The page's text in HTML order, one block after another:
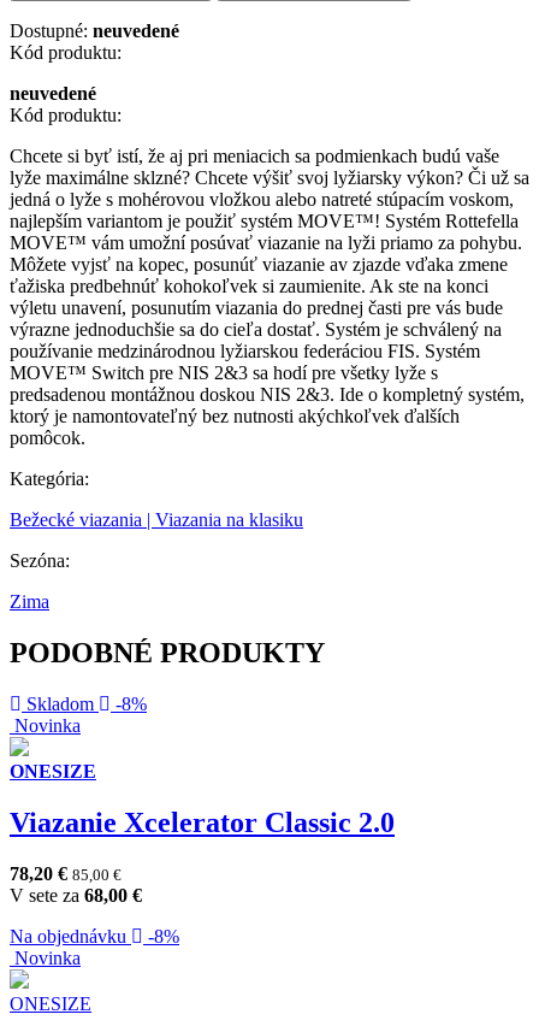
Dostupné: neuvedené
Kód produktu:
neuvedené
Kód produktu:
Chcete si byť istí, že aj pri meniacich sa podmienkach budú vaše
lyže maximálne sklzné? Chcete výšiť svoj lyžiarsky výkon? Či už sa
jedná o lyže s mohérovou vložkou alebo natreté stúpacím voskom,
najlepším variantom je použiť systém MOVE™! Systém Rottefella
MOVE™ vám umožní posúvať viazanie na lyži priamo za pohybu.
Môžete vyjsť na kopec, posunúť viazanie av zjazde vďaka zmene
ťažiska predbehnúť kohokoľvek si zaumienite. Ak ste na konci
výletu unavení, posunutím viazania do prednej časti pre vás bude
výrazne jednoduchšie sa do cieľa dostať. Systém je schválený na
používanie medzinárodnou lyžiarskou federáciou FIS. Systém
MOVE™ Switch pre NIS 2&3 sa hodí pre všetky lyže s
predsadenou montážnou doskou NIS 2&3. Ide o kompletný systém,
ktorý je namontovateľný bez nutnosti akýchkoľvek ďalších
pomôcok.
Kategória:
Bežecké viazania | Viazania na klasiku
Sezóna:
Zima
PODOBNÉ PRODUKTY
Skladom
-8%
Novinka
ONESIZE
Viazanie Xcelerator Classic 2.0
78,20 € 85,00 €
V sete za 68,00 €
Na objednávku
-8%
Novinka
ONESIZE